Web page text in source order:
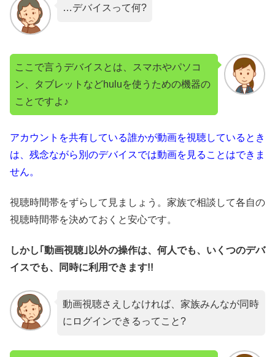
…デバイスって何?
ここで言うデバイスとは、スマホやパソコ
ン、タブレットなどhuluを使うための機器の
ことですよ♪
アカウントを共有している誰かが動画を視聴しているとき
は、残念ながら別のデバイスでは動画を見ることはできま
せん。
視聴時間帯をずらして見ましょう。家族で相談して各自の
視聴時間帯を決めておくと安心です。
しかし｢動画視聴｣以外の操作は、何人でも、いくつのデバ
イスでも、同時に利用できます!!
動画視聴さえしなければ、家族みんなが同時
にログインできるってこと?